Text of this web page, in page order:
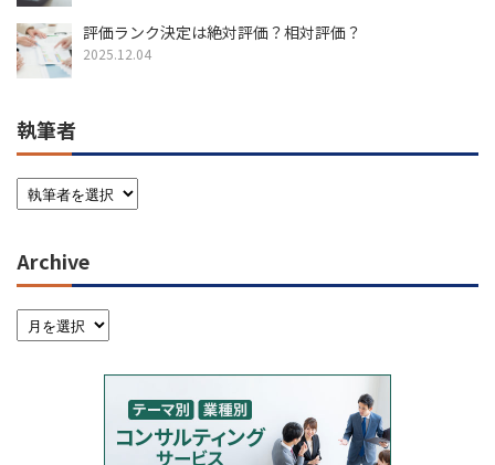
評価ランク決定は絶対評価？相対評価？
2025.12.04
執筆者
Archive